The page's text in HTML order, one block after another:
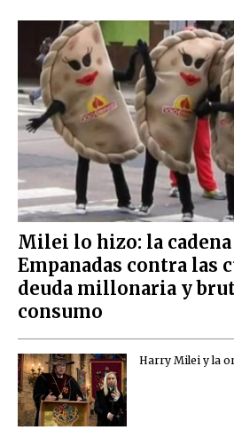
Milei lo hizo: la cadena
Empanadas contra las
deuda millonaria y
consumo
Harry Milei y la